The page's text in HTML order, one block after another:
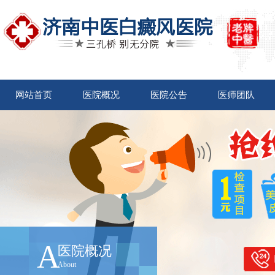
网站首页 医院概况 医院公告 医师团队
A医院概况
About